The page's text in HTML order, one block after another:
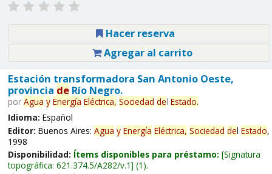
Hacer reserva
Agregar al carrito
Estación transformadora San Antonio Oeste,
provincia deRío Negro.
por Agua y Energía Eléctrica, Sociedad del Estado.
Idioma: Español
Editor: Buenos Aires: Agua y Energía Eléctrica, Sociedad del Estado,
1998
Disponibilidad: Ítems disponibles para préstamo: Signatura
topográfica: 621.374.5/A282/v.1 (1).